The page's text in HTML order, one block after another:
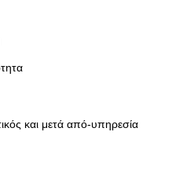
και μετά από-υπηρεσία